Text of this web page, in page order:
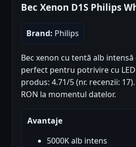
Bec Xenon D1S Philips
Brand: Philips
Bec xenon cu tentă alb intensă
perfect pentru potrivire cu
produs: 4.71/5 (nr. recenzii:
RON la momentul datelor.
Avantaje
5000K alb intens